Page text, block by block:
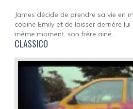
James décide de prendre sa vie en
copine Emily et de laisser derrière
même moment, son frère ainé...
CLASSICO